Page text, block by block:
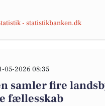
- statistikbanken.dk
05-2026 08:35
samler fire
fællesskab